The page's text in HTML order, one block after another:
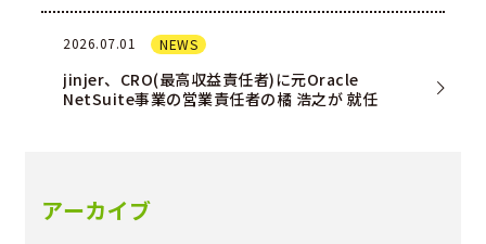
2026.07.01 NEWS
jinjer、CRO(最高収益責任者)に元Oracle
NetSuite事業の営業責任者の橘 浩之が 就任
アーカイブ